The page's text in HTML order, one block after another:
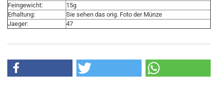
Feingewicht:
15g
Erhaltung:
Sie sehen das orig. Foto der Münze
Jaeger:
47